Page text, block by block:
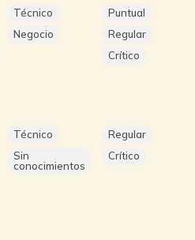
Técnico
Negocio
Puntual
Regular
Crítico
Técnico
Sin
conocimientos
Regular
Crítico